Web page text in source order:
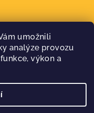
umožnili
analýze provozu
výkon a
práva vyhrazena.